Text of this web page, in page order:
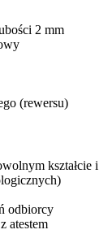
2 mm
(rewersu)
kształcie i
odbiorcy
atestem